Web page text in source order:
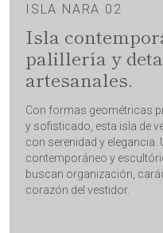
ISLA NARA 02
Isla
palillería y
artesanales.
Con formas geométricas
y sofisticado, esta isla de
con serenidad y elegancia.
contemporáneo y
buscan organización,
corazón del vestidor.